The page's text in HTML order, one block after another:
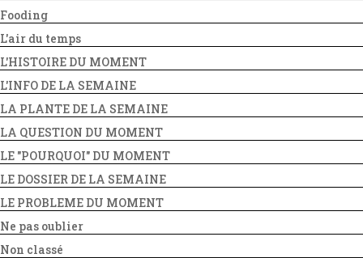
Fooding
L'air du temps
L'HISTOIRE DU MOMENT
L'INFO DE LA SEMAINE
LA PLANTE DE LA SEMAINE
LA QUESTION DU MOMENT
LE "POURQUOI" DU MOMENT
LE DOSSIER DE LA SEMAINE
LE PROBLEME DU MOMENT
Ne pas oublier
Non classé